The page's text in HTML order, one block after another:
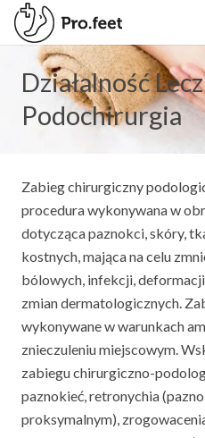
Działalność
Podochirurgia
Zabieg chirurgiczny
procedura wykonywana w
dotycząca paznokci, skóry,
kostnych, mająca na celu
bólowych, infekcji,
zmian dermatologicznych.
wykonywane w warunkach
znieczuleniu miejscowym.
zabiegu chirurgiczno-
paznokieć, retronychia
proksymalnym),